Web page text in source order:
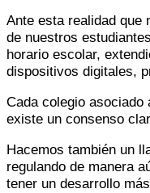
Ante esta realidad que
de nuestros
horario escolar,
dispositivos digitales,
Cada colegio
existe un consenso
Hacemos también un
regulando de manera
tener un desarrollo